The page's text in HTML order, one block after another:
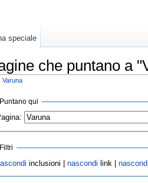
che puntano a
Varuna
Puntano qui
Filtri
inclusioni | nascondi link |
speciale